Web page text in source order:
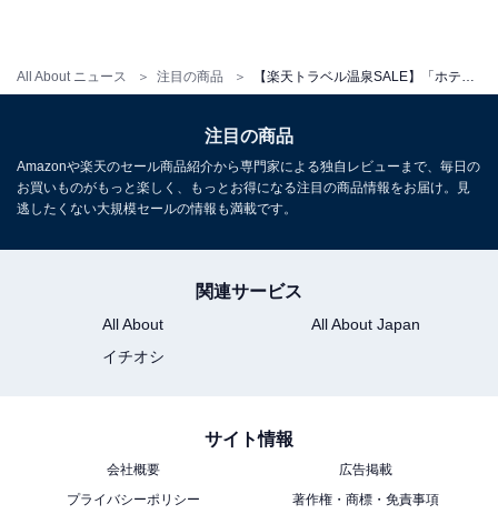
All About ニュース 注目の商品
注目の商品
Amazonや楽天のセール商品紹介から専門家による独自レビューまで、毎日の
お買いものがもっと楽しく、もっとお得になる注目の商品情報をお届け。見
逃したくない大規模セールの情報も満載です。
関連サービス
All About
All About Japan
イチオシ
サイト情報
会社概要
広告掲載
プライバシーポリシー
著作権・商標・免責事項